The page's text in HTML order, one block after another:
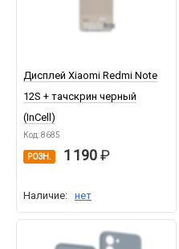
Дисплей Xiaomi Redmi Note
12S + тачскрин черный
(InCell)
Код: 8685
РОЗН. 1 190
Наличие: нет